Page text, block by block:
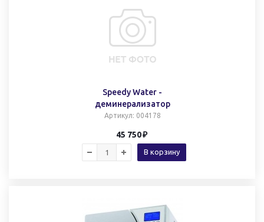
Speedy Water -
деминерализатор
Артикул: 004178
45 750
В корзину